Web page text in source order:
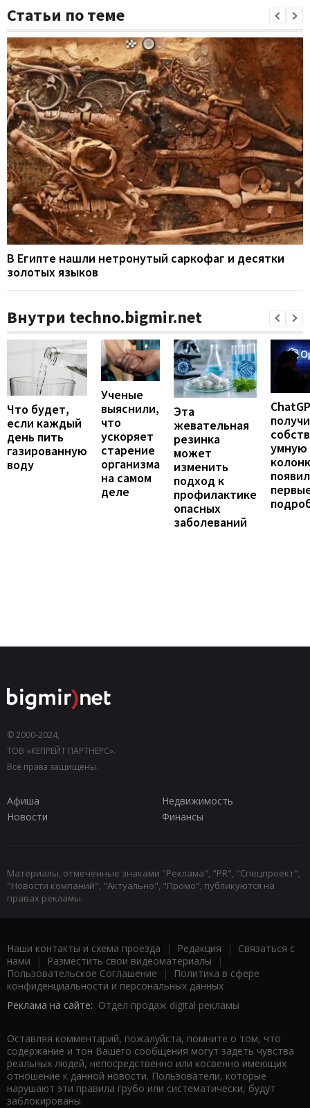
Статьи по теме
В Египте нашли нетронутый саркофаг и десятки
золотых языков
Внутри techno.bigmir.net
Что будет,
если каждый
день пить
газированную
воду
Ученые
выяснили,
что
ускоряет
старение
организма
на самом
деле
Эта
жевательная
резинка
может
изменить
подход к
профилактике
опасных
заболеваний
умную
© 2000-2024,
ТОВ «КЕПРЕЙТ ПАРТНЕРС».
Все права защищены.
Афиша
Недвижимость
Новости
Финансы
Материалы, отмеченные знаками "Реклама", "PR", "Спецпроект",
"Новости компаний", "Актуально", "Промо", публикуются на
правах рекламы.
Наши контакты и схема проезда | Редакция | Связаться с
нами | Разместить свои видеоматериалы |
Пользовательское Соглашение |
Политика в сфере
конфиденциальности и персональных данных
Реклама на сайте: Отдел продаж digital рекламы
Оставляя комментарий, пожалуйста, помните о том, что
содержание и тон Вашего сообщения могут задеть чувства
реальных людей, непосредственно или косвенно имеющих
отношение к данной новости. Пользователи, которые
нарушают эти правила грубо или систематически, будут
заблокированы.